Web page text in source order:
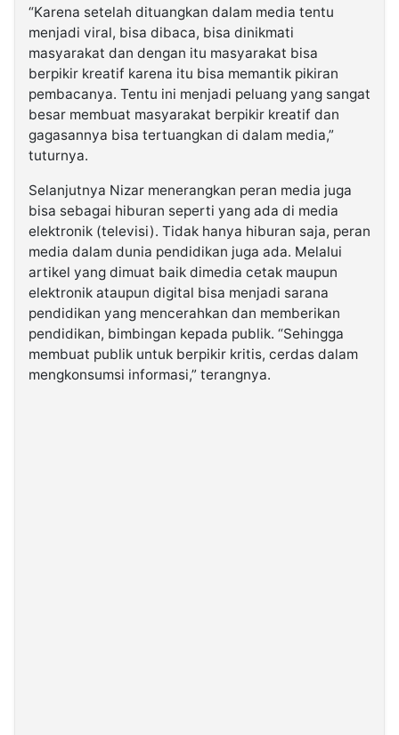
“Karena setelah dituangkan dalam media tentu
menjadi viral, bisa dibaca, bisa dinikmati
masyarakat dan dengan itu masyarakat bisa
berpikir kreatif karena itu bisa memantik pikiran
pembacanya. Tentu ini menjadi peluang yang sangat
besar membuat masyarakat berpikir kreatif dan
gagasannya bisa tertuangkan di dalam media,”
tuturnya.
Selanjutnya Nizar menerangkan peran media juga
bisa sebagai hiburan seperti yang ada di media
elektronik (televisi). Tidak hanya hiburan saja, peran
media dalam dunia pendidikan juga ada. Melalui
artikel yang dimuat baik dimedia cetak maupun
elektronik ataupun digital bisa menjadi sarana
pendidikan yang mencerahkan dan memberikan
pendidikan, bimbingan kepada publik. “Sehingga
membuat publik untuk berpikir kritis, cerdas dalam
mengkonsumsi informasi,” terangnya.